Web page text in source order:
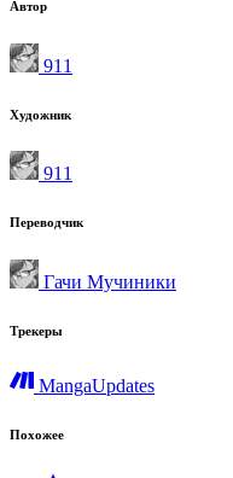
Автор
911
Художник
911
Переводчик
Гачи Мучиники
Трекеры
MangaUpdates
Похожее